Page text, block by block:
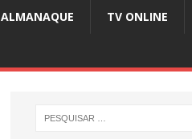
ALMANAQUE TV ONLINE